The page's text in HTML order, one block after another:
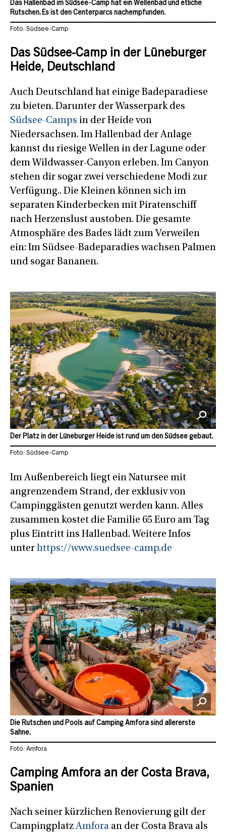
Das Hallenbad im Südsee-Camp hat ein Wellenbad und etliche
Rutschen. Es ist den Centerparcs nachempfunden.
Foto: Südsee-Camp
Das Südsee-Camp in der Lüneburger
Heide, Deutschland
Auch Deutschland hat einige Badeparadiese
zu bieten. Darunter der Wasserpark des
Südsee-Camps in der Heide von
Niedersachsen. Im Hallenbad der Anlage
kannst du riesige Wellen in der Lagune oder
dem Wildwasser-Canyon erleben. Im Canyon
stehen dir sogar zwei verschiedene Modi zur
Verfügung.. Die Kleinen können sich im
separaten Kinderbecken mit Piratenschiff
nach Herzenslust austoben. Die gesamte
Atmosphäre des Bades lädt zum Verweilen
ein: Im Südsee-Badeparadies wachsen Palmen
und sogar Bananen.
Im Außenbereich liegt ein Natursee mit
angrenzendem Strand, der exklusiv von
Campinggästen genutzt werden kann. Alles
zusammen kostet die Familie 65 Euro am Tag
plus Eintritt ins Hallenbad. Weitere Infos
unter https://www.suedsee-camp.de
Der Platz in der Lüneburger Heide ist rund um den Südsee gebaut.
Foto: Südsee-Camp
Die Rutschen und Pools auf Camping Amfora sind allererste
Sahne.
Foto: Amfora
Camping Amfora an der Costa Brava,
Spanien
Nach seiner kürzlichen Renovierung gilt der
CampingplatzAmfora an der Costa Brava als